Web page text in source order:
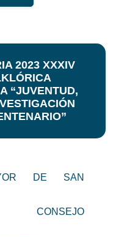
2023 XXXIV
“JUVENTUD,
DE SAN
CONSEJO